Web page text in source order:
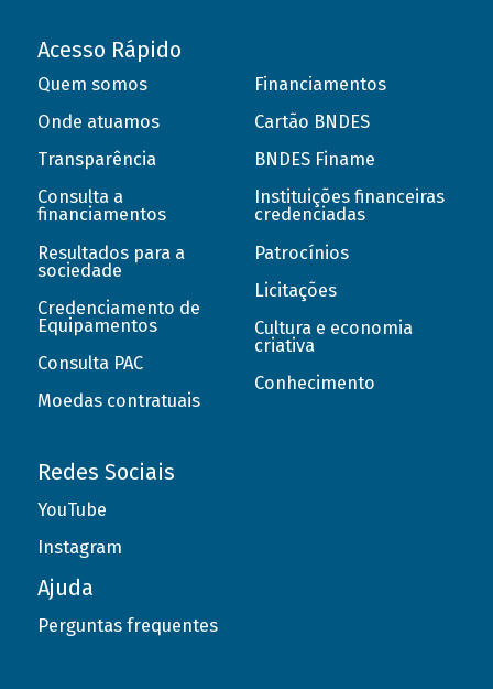
Acesso Rápido
Quem somos
Onde atuamos
Transparência
Consulta a
financiamentos
Resultados para a
sociedade
Credenciamento de
Equipamentos
Consulta PAC
Moedas contratuais
Financiamentos
Cartão BNDES
BNDES Finame
Instituições financeiras
credenciadas
Patrocínios
Licitações
Cultura e economia
criativa
Conhecimento
Redes Sociais
YouTube
Instagram
Ajuda
Perguntas frequentes